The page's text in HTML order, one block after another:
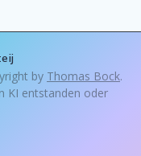
by Thomas Bock.
KI entstanden oder